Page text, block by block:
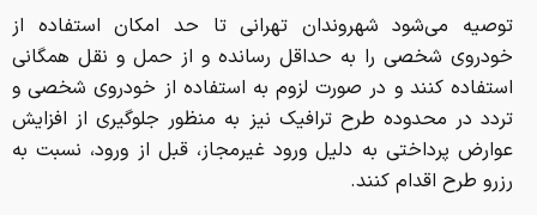
توصیه می‌شود شهروندان تهرانی تا حد امکان استفاده از
خودروی شخصی را به حداقل رسانده و از حمل و نقل همگانی
استفاده کنند و در صورت لزوم به استفاده از خودروی شخصی و
تردد در محدوده طرح ترافیک نیز به منظور جلوگیری از افزایش
عوارض پرداختی به دلیل ورود غیرمجاز، قبل از ورود، نسبت به
رزرو طرح اقدام کنند.